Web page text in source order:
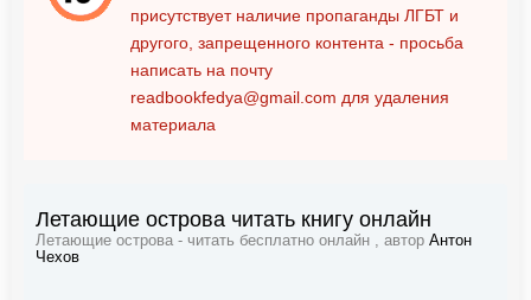
присутствует наличие пропаганды ЛГБТ и
другого, запрещенного контента - просьба
написать на почту
readbookfedya@gmail.com для удаления
материала
Летающие острова читать книгу онлайн
Летающие острова - читать бесплатно онлайн , автор Антон
Чехов